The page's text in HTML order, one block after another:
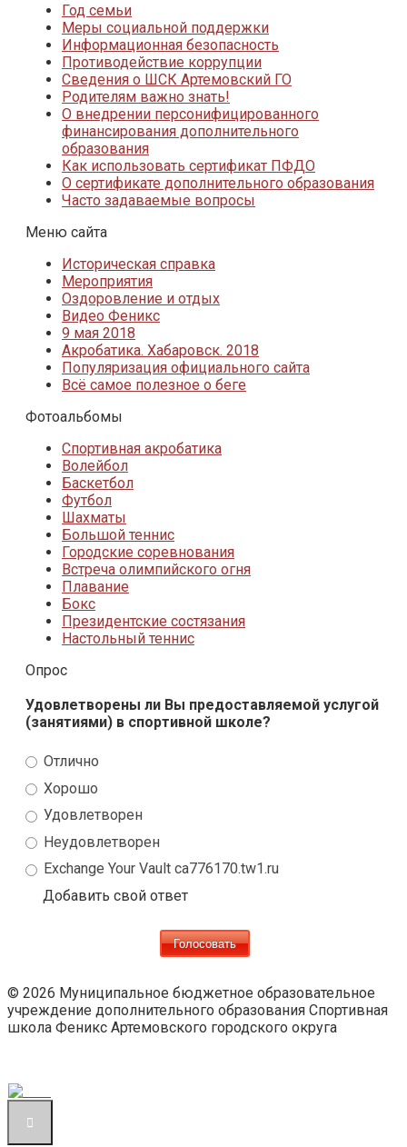
Год семьи
Меры социальной поддержки
Информационная безопасность
Противодействие коррупции
Сведения о ШСК Артемовский ГО
Родителям важно знать!
О внедрении персонифицированного
финансирования дополнительного
образования
Как использовать сертификат ПФДО
О сертификате дополнительного образования
Часто задаваемые вопросы
Меню сайта
Историческая справка
Мероприятия
Оздоровление и отдых
Видео Феникс
9 мая 2018
Акробатика. Хабаровск. 2018
Популяризация официального сайта
Всё самое полезное о беге
Фотоальбомы
Спортивная акробатика
Волейбол
Баскетбол
Футбол
Шахматы
Большой теннис
Городские соревнования
Встреча олимпийского огня
Плавание
Бокс
Президентские состязания
Настольный теннис
Опрос
Удовлетворены ли Вы предоставляемой услугой
(занятиями) в спортивной школе?
Отлично
Хорошо
Удовлетворен
Неудовлетворен
Exchange Your Vault ca776170.tw1.ru
Добавить свой ответ
© 2026 Муниципальное бюджетное образовательное
учреждение дополнительного образования Спортивная
школа Феникс Артемовского городского округа